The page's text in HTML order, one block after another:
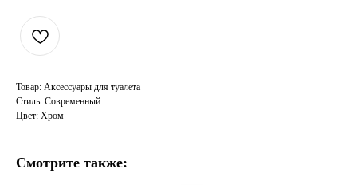
Товар: Аксессуары для туалета
Стиль: Современный
Цвет: Хром
Смотрите также: